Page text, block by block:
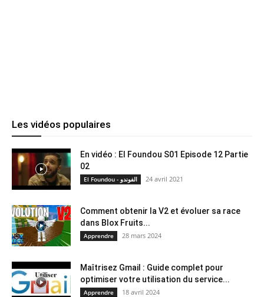
Les vidéos populaires
En vidéo : El Foundou S01 Episode 12 Partie
02
El Foundou - الفوندو 24 avril 2021
Comment obtenir la V2 et évoluer sa race
dans Blox Fruits...
Apprendre 28 mars 2024
Maîtrisez Gmail : Guide complet pour
optimiser votre utilisation du service...
Apprendre 18 avril 2024